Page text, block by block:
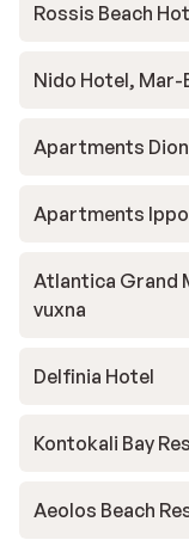
Rossis Beach
Nido Hotel, Mar-
Apartments
Apartments
Atlantica Grand
vuxna
Delfinia Hotel
Kontokali Bay
Aeolos Beach